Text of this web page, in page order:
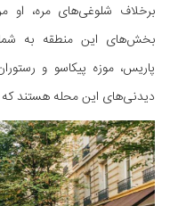
برخلاف شلوغی‌های مره، او
بخش‌های این منطقه به
پاریس، موزه پیکاسو و
دیدنی‌های این محله هستند که